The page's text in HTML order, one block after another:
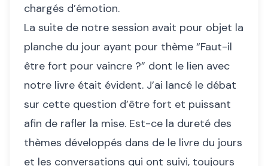
chargés d’émotion.
La suite de notre session avait pour objet la
planche du jour ayant pour thème “Faut-il
être fort pour vaincre ?” dont le lien avec
notre livre était évident. J’ai lancé le débat
sur cette question d’être fort et puissant
afin de rafler la mise. Est-ce la dureté des
thèmes développés dans de le livre du jours
et les conversations qui ont suivi, toujours